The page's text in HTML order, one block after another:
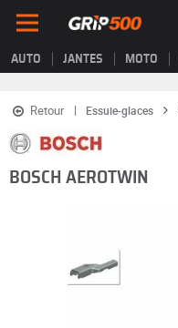
AUTO JANTES MOTO
Retour Essuie-glaces
BOSCH AEROTWIN